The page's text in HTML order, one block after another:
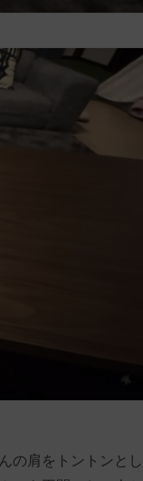
の肩をトントンとし